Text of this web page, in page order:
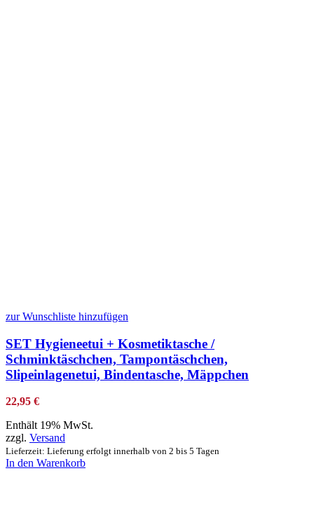
zur Wunschliste hinzufügen
SET Hygieneetui + Kosmetiktasche /
Schminktäschchen, Tampontäschchen,
Slipeinlagenetui, Bindentasche, Mäppchen
22,95 €
Enthält 19% MwSt.
zzgl. Versand
Lieferzeit: Lieferung erfolgt innerhalb von 2 bis 5 Tagen
In den Warenkorb